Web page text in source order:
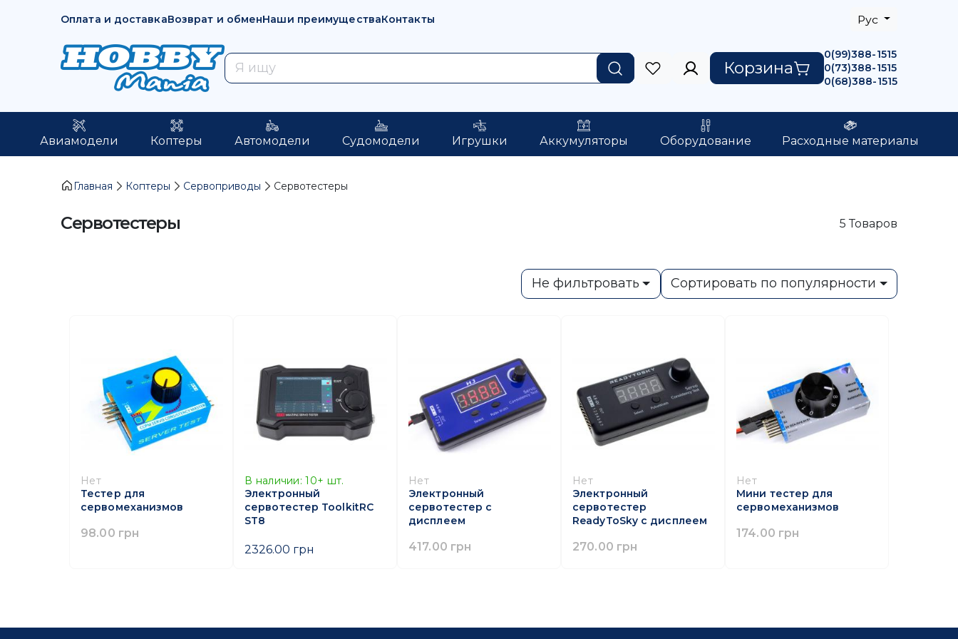
Оплата и доставкаВозврат и обменНаши преимуществаКонтакты Рус
Корзина
0(99)388-1515
0(73)388-1515
0(68)388-1515
Авиамодели Коптеры Автомодели Судомодели Игрушки Аккумуляторы Оборудование Расходные материалы
Главная Коптеры Сервоприводы Сервотестеры
Сервотестеры 5 Товаров
Не фильтровать Сортировать по популярности
Нет
Тестер для
сервомеханизмов
98.00 грн
В наличии: 10+ шт.
Электронный
сервотестер ToolkitRC
ST8
2326.00 грн
Нет
Электронный
сервотестер с
дисплеем
417.00 грн
Нет
Электронный
сервотестер
ReadyToSky с дисплеем
270.00 грн
Нет
Мини тестер для
сервомеханизмов
174.00 грн